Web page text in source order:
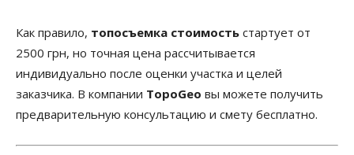
Как правило, топосъемка стоимость стартует от
2500 грн, но точная цена рассчитывается
индивидуально после оценки участка и целей
заказчика. В компании TopoGeo вы можете получить
предварительную консультацию и смету бесплатно.